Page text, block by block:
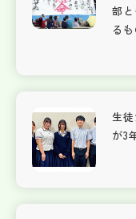
部
る
生
が3